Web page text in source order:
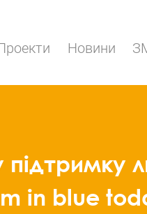
Новини
in blue